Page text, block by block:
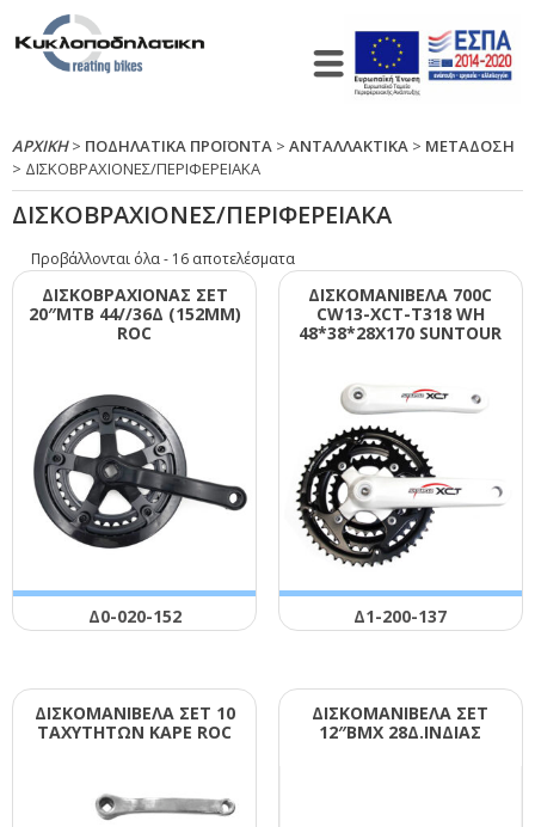
ΑΡΧΙΚΉ> ΠΟΔΗΛΑΤΙΚΑ ΠΡΟΪΟΝΤΑ > ΑΝΤΑΛΛΑΚΤΙΚΑ > ΜΕΤΑΔΟΣΗ
> ΔΙΣΚΟΒΡΑΧΙΟΝΕΣ/ΠΕΡΙΦΕΡΕΙΑΚΑ
ΔΙΣΚΟΒΡΑΧΙΟΝΕΣ/ΠΕΡΙΦΕΡΕΙΑΚΑ
Προβάλλονται όλα - 16 αποτελέσματα
ΔΙΣΚΟΒΡΑΧΙΟΝΑΣ ΣΕΤ
20″ΜΤΒ 44//36Δ (152ΜΜ)
RΟC
Δ0-020-152
ΔΙΣΚΟΜΑΝΙΒΕΛΑ 700C
CW13-ΧCΤ-Τ318 WΗ
48*38*28Χ170 SUΝΤΟUR
Δ1-200-137
ΔΙΣΚΟΜΑΝΙΒΕΛΑ ΣΕΤ 10
ΤΑΧΥΤΗΤΩΝ ΚΑΡΕ RΟC
ΔΙΣΚΟΜΑΝΙΒΕΛΑ ΣΕΤ
12″ΒΜΧ 28Δ.ΙΝΔΙΑΣ